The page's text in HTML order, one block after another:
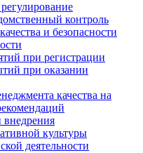
контроль
и безопасности
при регистрации
при оказании
качества на
внедрения
культуры
деятельности